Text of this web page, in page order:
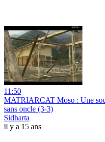
11:50
MATRIARCAT Moso : Une
sans oncle (3-3)
Sidharta
il y a 15 ans